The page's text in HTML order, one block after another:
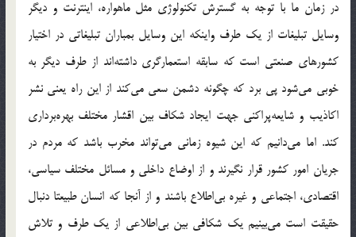
در زمان ما با توجه به گسترش تکنولوژى مثل ماهواره، اينترنت و ديگر
وسايل تبليغات از يک طرف واينکه اين وسايل بمباران تبليغاتى در اختيار
کشورهاى صنعتى است که سابقه استعمارگرى داشته‌اند از طرف ديگر به
خوبى مى‌شود پى برد که چگونه دشمن سعى مى‌کند از اين راه يعنى نشر
اکاذيب و شايعه‌پراکنى جهت ايجاد شکاف بين اقشار مختلف بهره‌بردارى
‌کند. اما مى‌دانيم که اين شيوه زمانى مى‌تواند مخرب باشد که مردم در
جريان امور کشور قرار نگيرند و از اوضاع داخلى و مسائل مختلف سياسي،
اقتصادي، اجتماعى و غيره بى‌اطلاع باشند و از آنجا که انسان طبيعتا دنبال
حقيقت است مى‌بينيم يک شکافى بين بى‌اطلاعى از يک طرف و تلاش